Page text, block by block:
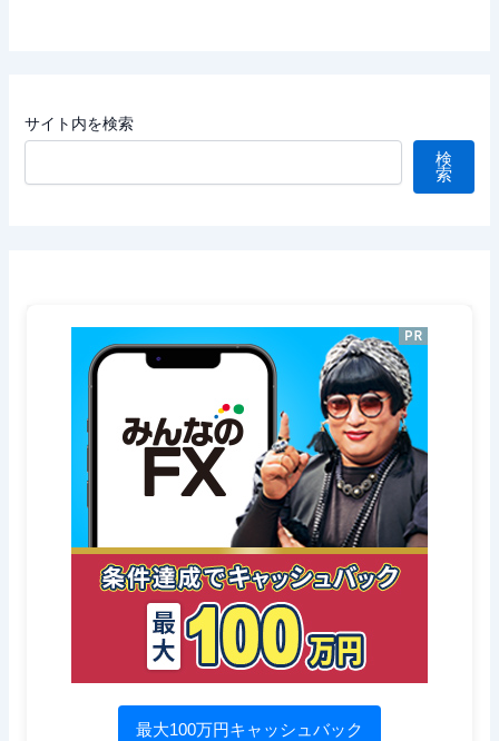
サイト内を検索
検
索
最大100万円キャッシュバック